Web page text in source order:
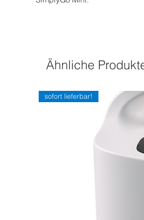
Ähnliche
sofort lieferbar!